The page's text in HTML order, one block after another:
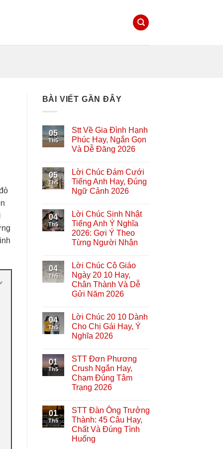
BÀI VIẾT GẦN ĐÂY
05
Th5
Stt Về Gia Đình Hạnh
Phúc Hay, Ngắn Gọn
Và Dễ Đăng 2026
05
Th5
Lời Chúc Đám Cưới
Tiếng Anh Hay, Đúng
Ngữ Cảnh 2026
04
Th5
Lời Chúc Sinh Nhật
Tiếng Anh Ý Nghĩa
2026: Gợi Ý Theo
Từng Người Nhận
04
Th5
Lời Chúc Cô Giáo
Ngày 20 10 Hay,
Chân Thành Và Dễ
Gửi Năm 2026
04
Th5
Lời Chúc 20 10 Dành
Cho Chị Gái Hay, Ý
Nghĩa 2026
01
Th5
STT Đơn Phương
Crush Ngắn Hay,
Chạm Đúng Tâm
Trạng 2026
01
Th5
STT Đàn Ông Trưởng
Thành: 45 Câu Hay,
Chất Và Đúng Tình
Huống